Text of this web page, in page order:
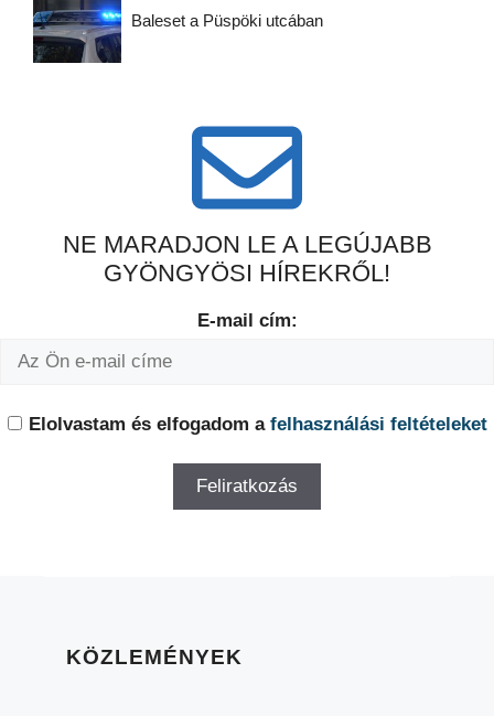
Baleset a Püspöki utcában
NE MARADJON LE A LEGÚJABB
GYÖNGYÖSI HÍREKRŐL!
E-mail cím:
Elolvastam és elfogadom a felhasználási feltételeket
KÖZLEMÉNYEK